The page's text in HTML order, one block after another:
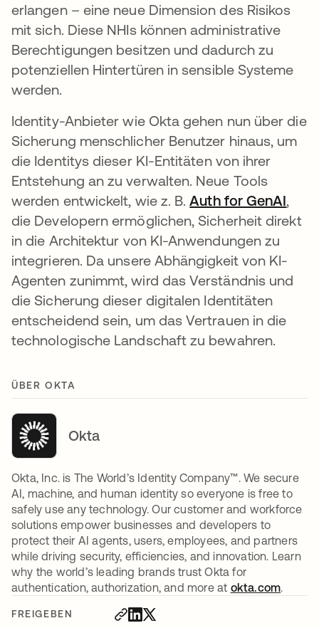
FREIGEBEN
erlangen – eine neue Dimension des Risikos
mit sich. Diese NHIs können administrative
Berechtigungen besitzen und dadurch zu
potenziellen Hintertüren in sensible Systeme
werden.
Identity-Anbieter wie Okta gehen nun über die
Sicherung menschlicher Benutzer hinaus, um
die Identitys dieser KI-Entitäten von ihrer
Entstehung an zu verwalten. Neue Tools
werden entwickelt, wie z. B.Auth for GenAI,
die Developern ermöglichen, Sicherheit direkt
in die Architektur von KI-Anwendungen zu
integrieren. Da unsere Abhängigkeit von KI-
Agenten zunimmt, wird das Verständnis und
die Sicherung dieser digitalen Identitäten
entscheidend sein, um das Vertrauen in die
technologische Landschaft zu bewahren.
ÜBER OKTA
Okta
Okta, Inc. is The World’s Identity Company™. We secure
AI, machine, and human identity so everyone is free to
safely use any technology. Our customer and workforce
solutions empower businesses and developers to
protect their AI agents, users, employees, and partners
while driving security, efficiencies, and innovation. Learn
why the world’s leading brands trust Okta for
authentication, authorization, and more at okta.com.